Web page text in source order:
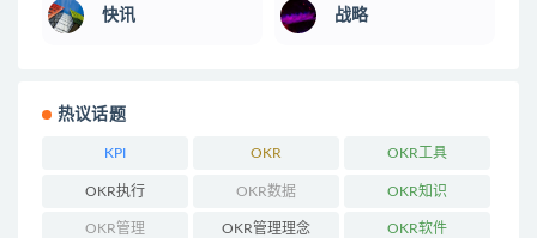
快讯 战略
热议话题
KPI OKR OKR工具
OKR执行 OKR数据 OKR知识
OKR管理 OKR管理理念 OKR软件